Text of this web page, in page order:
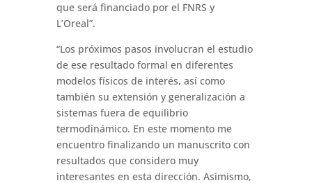
que será financiado por el FNRS y
L’Oreal”.
“Los próximos pasos involucran el estudio
de ese resultado formal en diferentes
modelos físicos de interés, así como
también su extensión y generalización a
sistemas fuera de equilibrio
termodinámico. En este momento me
encuentro finalizando un manuscrito con
resultados que considero muy
interesantes en esta dirección. Asimismo,